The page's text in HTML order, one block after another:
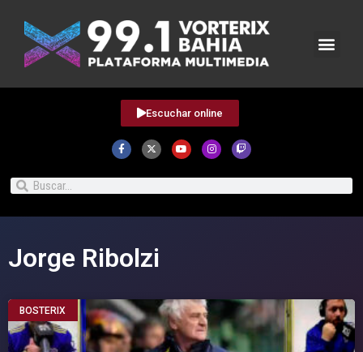
Escuchar online
Jorge Ribolzi
BOSTERIX